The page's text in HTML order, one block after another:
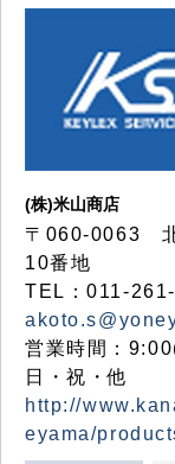
(株)米山商店
〒060-0063 北
10番地
TEL：011-
営業時間：
日・祝・他
http://
eyama/